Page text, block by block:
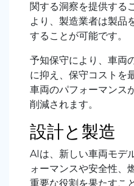
関する洞察を提供する
より、製造業者は製品
することが可能です。
予知保守により、車両
に抑え、保守コストを
車両のパフォーマンス
削減されます。
設計と製造
AIは、新しい車両モデ
ォーマンスや安全性、
重要な役割を果たすこ